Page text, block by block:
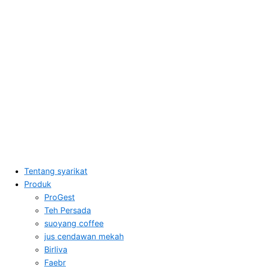
Tentang syarikat
Produk
ProGest
Teh Persada
suoyang coffee
jus cendawan mekah
Birliva
Faebr